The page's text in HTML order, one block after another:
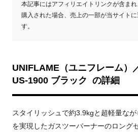
本記事にはアフィリエイトリンクが含ま
購入された場合、売上の一部が当サイト
す。
UNIFLAME（ユニフレーム）
US-1900 ブラック の詳細
スタイリッシュで約3.9kgと超軽量な
を実現したガスツーバーナーのロング